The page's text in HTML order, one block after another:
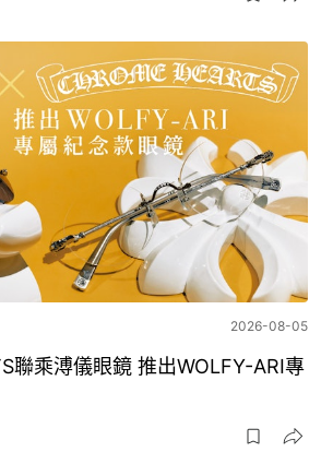
2026-08-05
聯乘溥儀眼鏡 推出WOLFY-ARI專